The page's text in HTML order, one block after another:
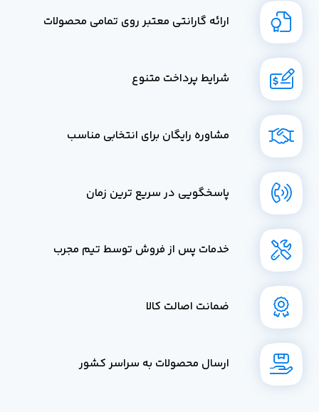
ارائه گارانتی معتبر روی تمامی محصولات
شرایط پرداخت متنوع
مشاوره رایگان برای انتخابی مناسب
پاسخگویی در سریع ترین زمان
خدمات پس از فروش توسط تیم مجرب
ضمانت اصالت کالا
ارسال محصولات به سراسر کشور